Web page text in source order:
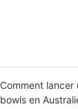
Comment lancer
bowls en